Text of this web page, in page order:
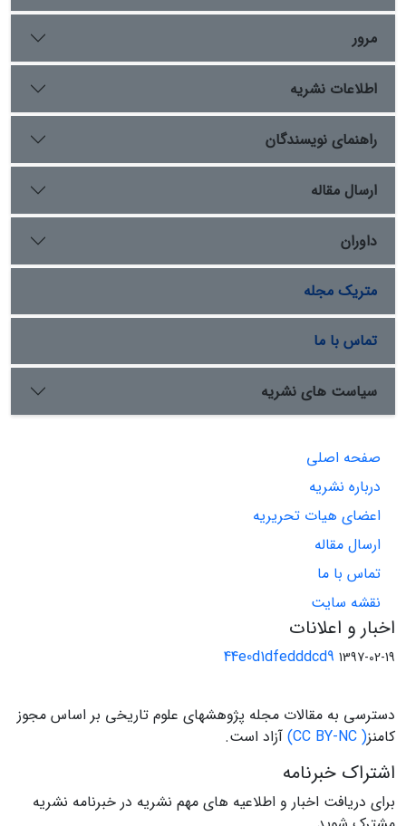
مرور
اطلاعات نشریه
راهنمای نویسندگان
ارسال مقاله
داوران
متریک مجله
تماس با ما
سیاست های نشریه
صفحه اصلی
درباره نشریه
اعضای هیات تحریریه
ارسال مقاله
تماس با ما
نقشه سایت
اخبار و اعلانات
44e0d1dfedddcd9 1397-02-19
دسترسی به مقالات مجله پژوهشهای علوم تاریخی بر اساس مجوز
کامنز( CC BY-NC) آزاد است.
اشتراک خبرنامه
برای دریافت اخبار و اطلاعیه های مهم نشریه در خبرنامه نشریه